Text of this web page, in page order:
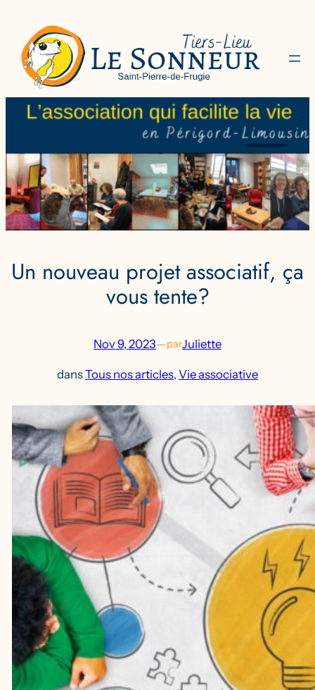
contenu
Un nouveau projet associatif, ça
vous tente?
Nov 9, 2023—parJuliette
dansTous nos articles, Vie associative